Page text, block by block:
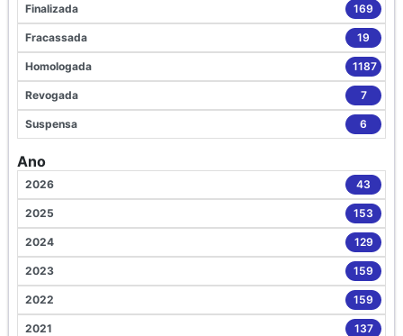
Finalizada 169
Fracassada 19
Homologada 1187
Revogada 7
Suspensa 6
Ano
2026 43
2025 153
2024 129
2023 159
2022 159
2021 137